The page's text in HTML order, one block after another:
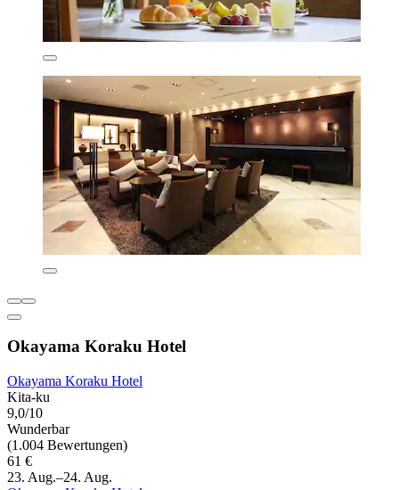
Okayama Koraku Hotel
Okayama Koraku Hotel
Kita-ku
9,0/10
Wunderbar
(1.004 Bewertungen)
61 €
23. Aug.–24. Aug.